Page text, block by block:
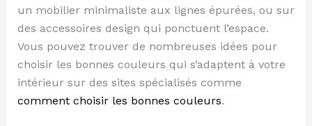
un mobilier minimaliste aux lignes épurées, ou sur
des accessoires design qui ponctuent l’espace.
Vous pouvez trouver de nombreuses idées pour
choisir les bonnes couleurs qui s’adaptent à votre
intérieur sur des sites spécialisés comme
comment choisir les bonnes couleurs.